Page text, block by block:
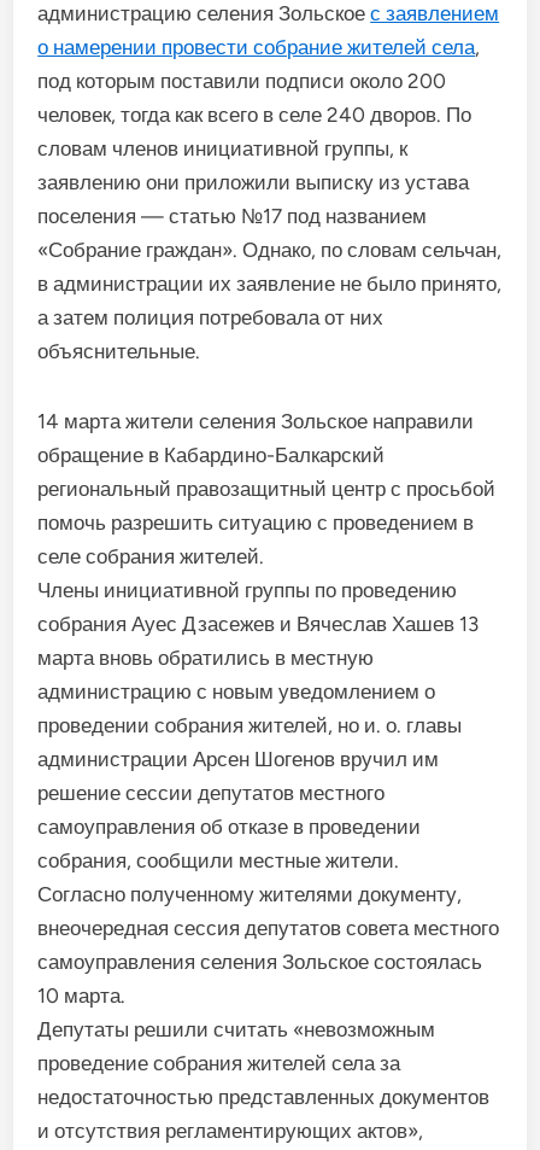
администрацию селения Зольскоес заявлением
о намерении провести собрание жителей села,
под которым поставили подписи около 200
человек, тогда как всего в селе 240 дворов. По
словам членов инициативной группы, к
заявлению они приложили выписку из устава
поселения — статью №17 под названием
«Собрание граждан». Однако, по словам сельчан,
в администрации их заявление не было принято,
а затем полиция потребовала от них
объяснительные.
14 марта жители селения Зольское направили
обращение в Кабардино-Балкарский
региональный правозащитный центр с просьбой
помочь разрешить ситуацию с проведением в
селе собрания жителей.
Члены инициативной группы по проведению
собрания Ауес Дзасежев и Вячеслав Хашев 13
марта вновь обратились в местную
администрацию с новым уведомлением о
проведении собрания жителей, но и. о. главы
администрации Арсен Шогенов вручил им
решение сессии депутатов местного
самоуправления об отказе в проведении
собрания, сообщили местные жители.
Согласно полученному жителями документу,
внеочередная сессия депутатов совета местного
самоуправления селения Зольское состоялась
10 марта.
Депутаты решили считать «невозможным
проведение собрания жителей села за
недостаточностью представленных документов
и отсутствия регламентирующих актов»,